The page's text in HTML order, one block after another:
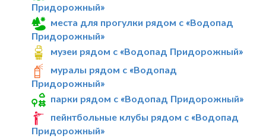
Придорожный»
места для прогулки рядом с «Водопад
Придорожный»
музеи рядом с «Водопад Придорожный»
муралы рядом с «Водопад
Придорожный»
парки рядом с «Водопад Придорожный»
пейнтбольные клубы рядом с «Водопад
Придорожный»